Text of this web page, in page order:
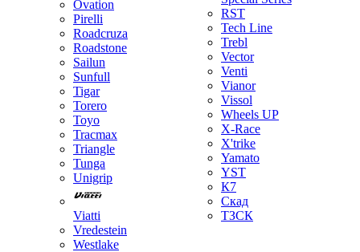
Ovation
Pirelli
Roadcruza
Roadstone
Sailun
Sunfull
Tigar
Torero
Toyo
Tracmax
Triangle
Tunga
Unigrip
Viatti
Vredestein
Westlake
RST
Tech Line
Trebl
Vector
Venti
Vianor
Vissol
Wheels UP
X-Race
X'trike
Yamato
YST
К7
Скад
ТЗСК